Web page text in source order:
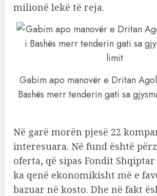
milionë lekë të reja.
Gabim apo manovër e Dritan
Bashës merr tenderin gati sa
Në garë morën pjesë 22
interesuara. Në fund është
oferta, që sipas Fondit
ka qenë ekonomikisht më e
bazuar në kosto. Dhe në fakt